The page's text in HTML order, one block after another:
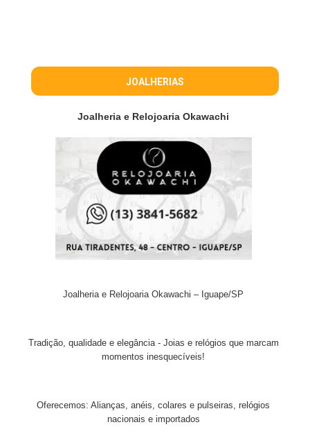
JOALHERIAS
Joalheria e Relojoaria Okawachi
Joalheria e Relojoaria Okawachi – Iguape/SP
Tradição, qualidade e elegância - Joias e relógios que marcam
momentos inesquecíveis!
Oferecemos: Alianças, anéis, colares e pulseiras, relógios
nacionais e importados